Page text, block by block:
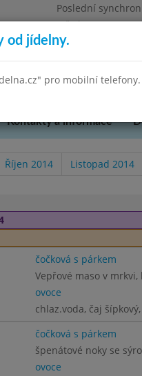
Poslední
Středa 29.7.2026
Omezení
Praha 3, K Lučinám 18/
Kontakty a informace
Říjen 2014 Listopad 2014
čočková s párkem
Vepřové maso v
ovoce
chlaz.voda, čaj
čočková s párkem
špenátové noky se
ovoce
od jídelny.
pro mobilní